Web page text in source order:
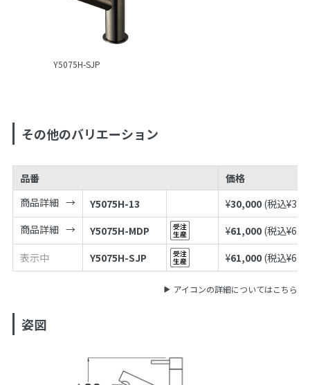
Y5075H-SJP
その他のバリエーション
品番
価格
商品詳細
Y5075H-13 ¥30,000 (税込¥
商品詳細
Y5075H-MDP ¥61,000 (税込¥
表示中
Y5075H-SJP ¥61,000 (税込¥
アイコンの詳細についてはこちら
姿図